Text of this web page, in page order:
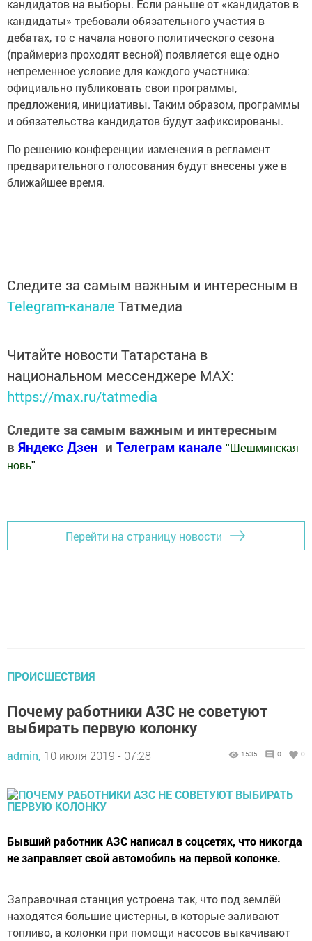
кандидатов на выборы. Если раньше от «кандидатов в
кандидаты» требовали обязательного участия в
дебатах, то с начала нового политического сезона
(праймериз проходят весной) появляется еще одно
непременное условие для каждого участника:
официально публиковать свои программы,
предложения, инициативы. Таким образом, программы
и обязательства кандидатов будут зафиксированы.
По решению конференции изменения в регламент
предварительного голосования будут внесены уже в
ближайшее время.
Следите за самым важным и интересным в
Telegram-канале Татмедиа
Читайте новости Татарстана в
национальном мессенджере MАХ:
https://max.ru/tatmedia
Следите за самым важным и интересным
в Яндекс Дзен и Телеграм канале " Шешминская
новь"
Перейти на страницу новости
ПРОИСШЕСТВИЯ
Почему работники АЗС не советуют
выбирать первую колонку
admin, 10 июля 2019 - 07:28 1535 0 0
Бывший работник АЗС написал в соцсетях, что никогда
не заправляет свой автомобиль на первой колонке.
Заправочная станция устроена так, что под землёй
находятся большие цистерны, в которые заливают
топливо, а колонки при помощи насосов выкачивают